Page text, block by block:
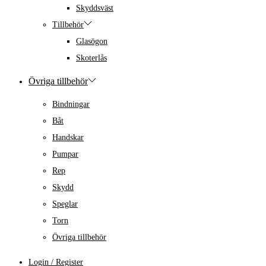
Skyddsväst
Tillbehör
Glasögon
Skoterlås
Övriga tillbehör
Bindningar
Båt
Handskar
Pumpar
Rep
Skydd
Speglar
Torn
Övriga tillbehör
Login / Register